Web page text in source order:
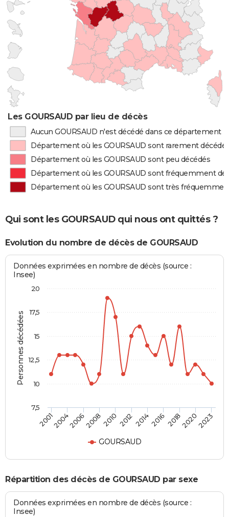
Les GOURSAUD par lieu de décès
Aucun GOURSAUD n'est décédé dans ce département
Département où les GOURSAUD sont rarement
Département où les GOURSAUD sont peu décédés
Département où les GOURSAUD sont fréquemment
Département où les GOURSAUD sont très
Qui sont les GOURSAUD qui nous ont quittés ?
Evolution du nombre de décès de GOURSAUD
Personnes décédées
Données exprimées en nombre de décès (source :
Insee)
GOURSAUD
20012004200620082010 201220142016201820202023
7,5
10
12,5
15
17,5
20
Répartition des décès de GOURSAUD par sexe
Données exprimées en nombre de décès (source :
Insee)